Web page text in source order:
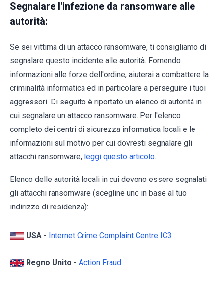
Segnalare l'infezione da ransomware alle
autorità:
Se sei vittima di un attacco ransomware, ti consigliamo di
segnalare questo incidente alle autorità. Fornendo
informazioni alle forze dell'ordine, aiuterai a combattere la
criminalità informatica ed in particolare a perseguire i tuoi
aggressori. Di seguito è riportato un elenco di autorità in
cui segnalare un attacco ransomware. Per l'elenco
completo dei centri di sicurezza informatica locali e le
informazioni sul motivo per cui dovresti segnalare gli
attacchi ransomware, leggi questo articolo.
Elenco delle autorità locali in cui devono essere segnalati
gli attacchi ransomware (scegline uno in base al tuo
indirizzo di residenza):
USA - Internet Crime Complaint Centre IC3
Regno Unito - Action Fraud